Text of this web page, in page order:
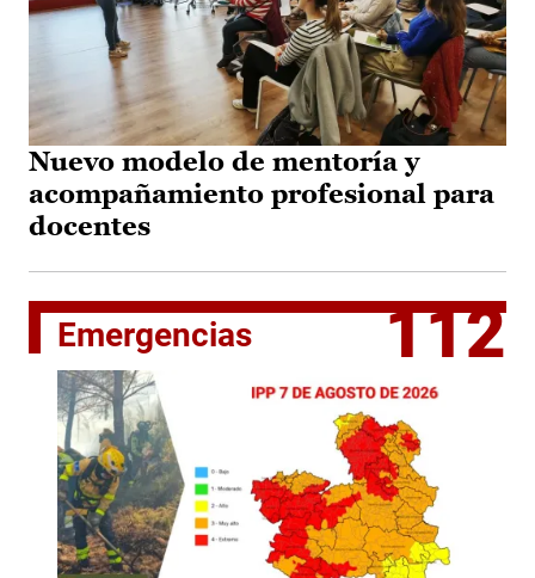
Nuevo modelo de mentoría y
acompañamiento profesional para
docentes
Emergencias 112